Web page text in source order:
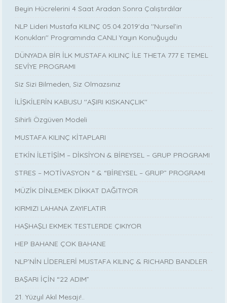
Beyin Hücrelerini 4 Saat Aradan Sonra Çalıştırdılar
NLP Lideri Mustafa KILINÇ 05.04.2019'da ''Nursel’in
Konukları'' Programında CANLI Yayın Konuğuydu
DÜNYADA BİR İLK MUSTAFA KILINÇ İLE THETA 777 E TEMEL
SEVİYE PROGRAMI
Siz Sizi Bilmeden, Siz Olmazsınız
İLİŞKİLERİN KABUSU ''AŞIRI KISKANÇLIK''
Sihirli Özgüven Modeli
MUSTAFA KILINÇ KİTAPLARI
ETKİN İLETİŞİM – DİKSİYON & BİREYSEL – GRUP PROGRAMI
STRES – MOTİVASYON “ & “BİREYSEL – GRUP” PROGRAMI
MÜZİK DİNLEMEK DİKKAT DAĞITIYOR
KIRMIZI LAHANA ZAYIFLATIR
HAŞHAŞLI EKMEK TESTLERDE ÇIKIYOR
HEP BAHANE ÇOK BAHANE
NLP’NİN LİDERLERİ MUSTAFA KILINÇ & RICHARD BANDLER
BAŞARI İÇİN “22 ADIM”
21. Yüzyıl Akıl Mesajı!..